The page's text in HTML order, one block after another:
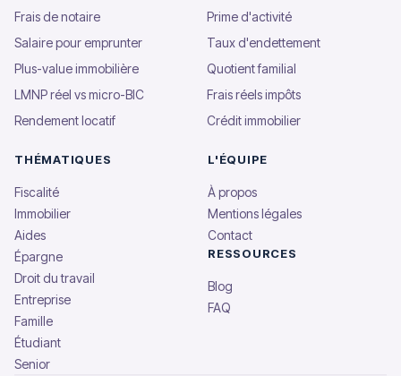
Frais de notaire
Prime d'activité
Salaire pour emprunter
Taux d'endettement
Plus-value immobilière
Quotient familial
LMNP réel vs micro-BIC
Frais réels impôts
Rendement locatif
Crédit immobilier
THÉMATIQUES
Fiscalité
Immobilier
Aides
Épargne
Droit du travail
Entreprise
Famille
Étudiant
Senior
L'ÉQUIPE
À propos
Mentions légales
Contact
RESSOURCES
Blog
FAQ